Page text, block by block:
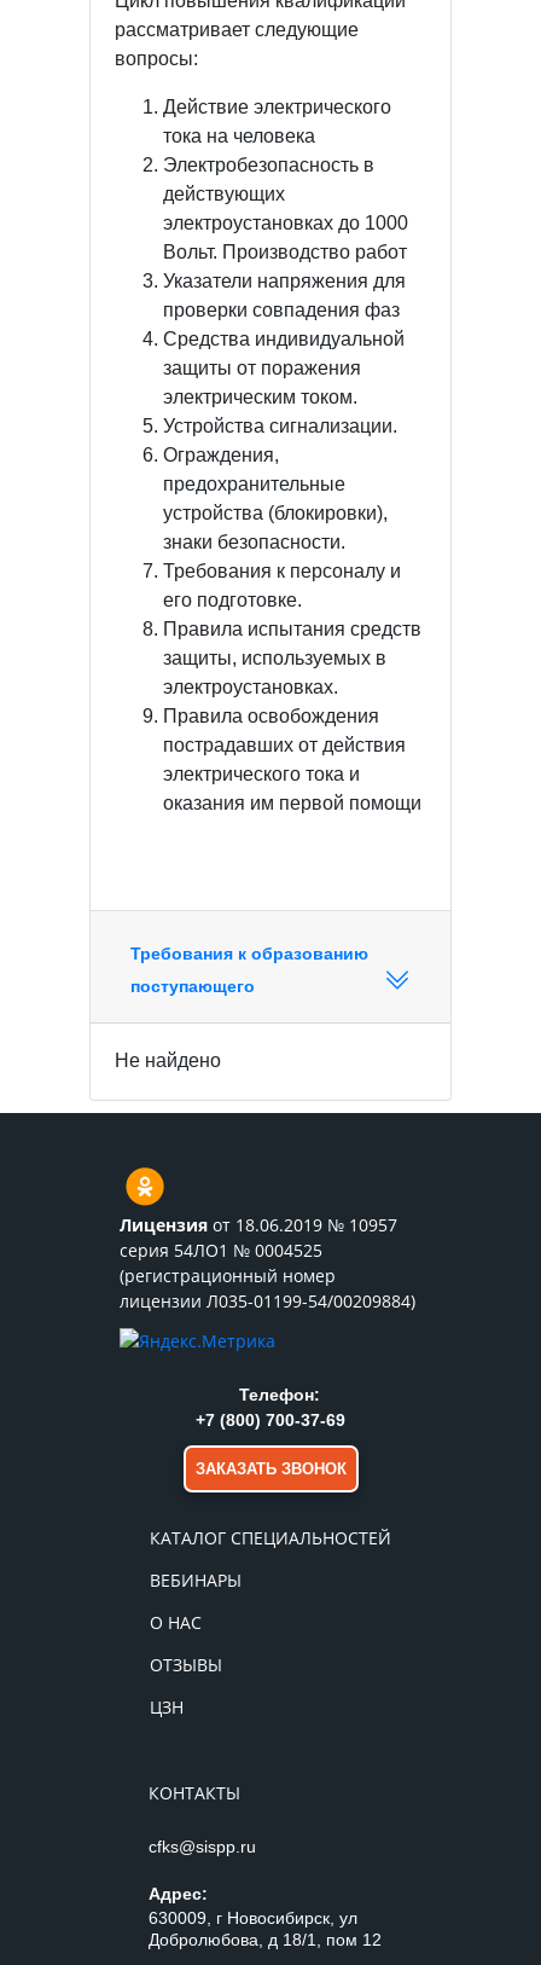
рассматривает следующие
вопросы:
Действие электрического
тока на человека
Электробезопасность в
действующих
электроустановках до 1000
Вольт. Производство работ
Указатели напряжения для
проверки совпадения фаз
Средства индивидуальной
защиты от поражения
электрическим током.
Устройства сигнализации.
Ограждения,
предохранительные
устройства (блокировки),
знаки безопасности.
Требования к персоналу и
его подготовке.
Правила испытания средств
защиты, используемых в
электроустановках.
Правила освобождения
пострадавших от действия
электрического тока и
оказания им первой помощи
Требования к образованию
поступающего
Не найдено
Лицензия от 18.06.2019 № 10957
серия 54ЛО1 № 0004525
(регистрационный номер
лицензии Л035-01199-54/00209884)
КАТАЛОГ СПЕЦИАЛЬНОСТЕЙ
ВЕБИНАРЫ
О НАС
ОТЗЫВЫ
ЦЗН
КОНТАКТЫ
cfks@sispp.ru
Адрес:
630009, г Новосибирск, ул
Добролюбова, д 18/1, пом 12
Телефон:
+7 (800) 700-37-69
ЗАКАЗАТЬ ЗВОНОК